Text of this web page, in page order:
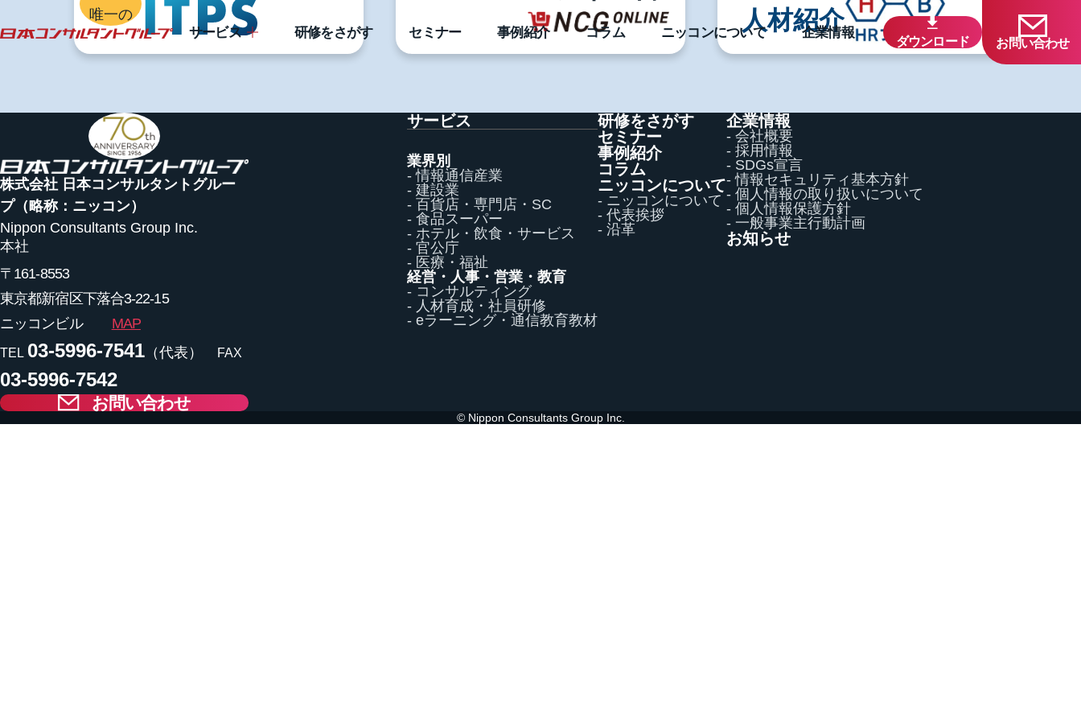
サービス 研修をさがす セミナー 事例紹介 コラム ニッコンについて 企業情報
ダウンロード お問い合わせ
唯一の
人材紹介
株式会社 日本コンサルタントグルー
プ（略称：ニッコン）
Nippon Consultants Group Inc.
本社
〒161-8553
東京都新宿区下落合3-22-15
ニッコンビル
MAP
TEL 03-5996-7541 （代表） FAX
03-5996-7542
お問い合わせ
サービス
業界別
- 情報通信産業
- 建設業
- 百貨店・専門店・SC
- 食品スーパー
- ホテル・飲食・サービス
- 官公庁
- 医療・福祉
経営・人事・営業・教育
- コンサルティング
- 人材育成・社員研修
- eラーニング・通信教育教材
研修をさがす
セミナー
事例紹介
コラム
ニッコンについて
- ニッコンについて
- 代表挨拶
- 沿革
企業情報
- 会社概要
- 採用情報
- SDGs宣言
- 情報セキュリティ基本方針
- 個人情報の取り扱いについて
- 個人情報保護方針
- 一般事業主行動計画
お知らせ
© Nippon Consultants Group Inc.